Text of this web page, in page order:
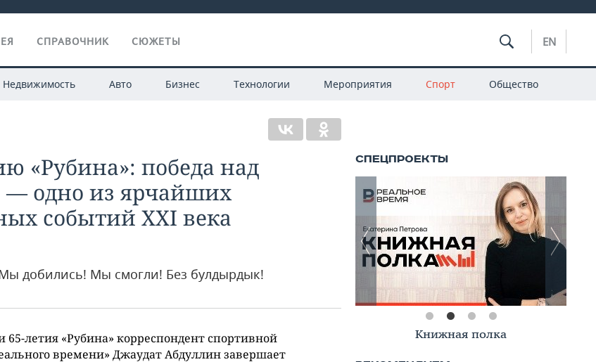
СПРАВОЧНИК СЮЖЕТЫ EN
Недвижимость Авто Бизнес Технологии Мероприятия Спорт Общество
«Рубина»: победа над
— одно из ярчайших
событий XXI века
добились! Мы смогли! Без булдырдык!
65-летия «Рубина» корреспондент спортивной
времени» Джаудат Абдуллин завершает
Книжная полка